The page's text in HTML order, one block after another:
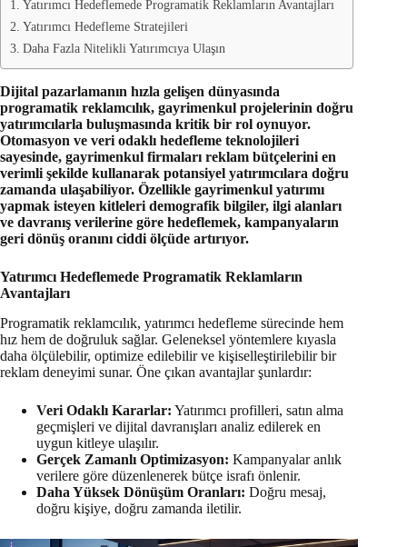
Yatırımcı Hedeflemede Programatik Reklamların Avantajları
Yatırımcı Hedefleme Stratejileri
Daha Fazla Nitelikli Yatırımcıya Ulaşın
Dijital pazarlamanın hızla gelişen dünyasında
programatik reklamcılık, gayrimenkul projelerinin doğru
yatırımcılarla buluşmasında kritik bir rol oynuyor.
Otomasyon ve veri odaklı hedefleme teknolojileri
sayesinde, gayrimenkul firmaları reklam bütçelerini en
verimli şekilde kullanarak potansiyel yatırımcılara doğru
zamanda ulaşabiliyor. Özellikle gayrimenkul yatırımı
yapmak isteyen kitleleri demografik bilgiler, ilgi alanları
ve davranış verilerine göre hedeflemek, kampanyaların
geri dönüş oranını ciddi ölçüde artırıyor.
Yatırımcı Hedeflemede Programatik Reklamların
Avantajları
Programatik reklamcılık, yatırımcı hedefleme sürecinde hem
hız hem de doğruluk sağlar. Geleneksel yöntemlere kıyasla
daha ölçülebilir, optimize edilebilir ve kişiselleştirilebilir bir
reklam deneyimi sunar. Öne çıkan avantajlar şunlardır:
Veri Odaklı Kararlar: Yatırımcı profilleri, satın alma
geçmişleri ve dijital davranışları analiz edilerek en
uygun kitleye ulaşılır.
Gerçek Zamanlı Optimizasyon: Kampanyalar anlık
verilere göre düzenlenerek bütçe israfı önlenir.
Daha Yüksek Dönüşüm Oranları: Doğru mesaj,
doğru kişiye, doğru zamanda iletilir.